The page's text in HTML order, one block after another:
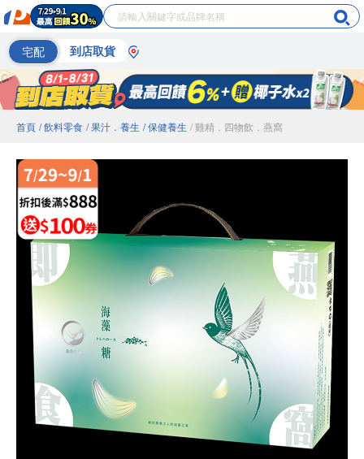
宅配 到店取貨
首頁 / 飲料零食 / 果汁．養生 / 保健養生 / 雞精．四物飲．燕窩